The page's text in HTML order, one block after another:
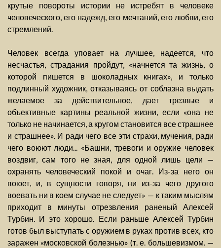
крутые повороты истории не истребят в человеке
человеческого, его надежд, его мечтаний, его любви, его
стремлений.
Человек всегда уповает на лучшее, надеется, что
несчастья, страдания пройдут, «начнется та жизнь, о
которой пишется в шоколадных книгах», и только
подлинный художник, отказываясь от соблазна выдать
желаемое за действительное, дает трезвые и
объективные картины реальной жизни, если «она не
только не начинается, а кругом становится все страшнее
и страшнее». И ради чего все эти страхи, мучения, ради
чего воюют люди... «Башни, тревоги и оружие человек
воздвиг, сам того не зная, для одной лишь цели —
охранять человеческий покой и очаг. Из-за него он
воюет, и, в сущности говоря, ни из-за чего другого
воевать ни в коем случае не следует» — к таким мыслям
приходит в минуты отрезвления раненый Алексей
Турбин. И это хорошо. Если раньше Алексей Турбин
готов был выступать с оружием в руках против всех, кто
заражен «московской болезнью» (т. е. большевизмом. —